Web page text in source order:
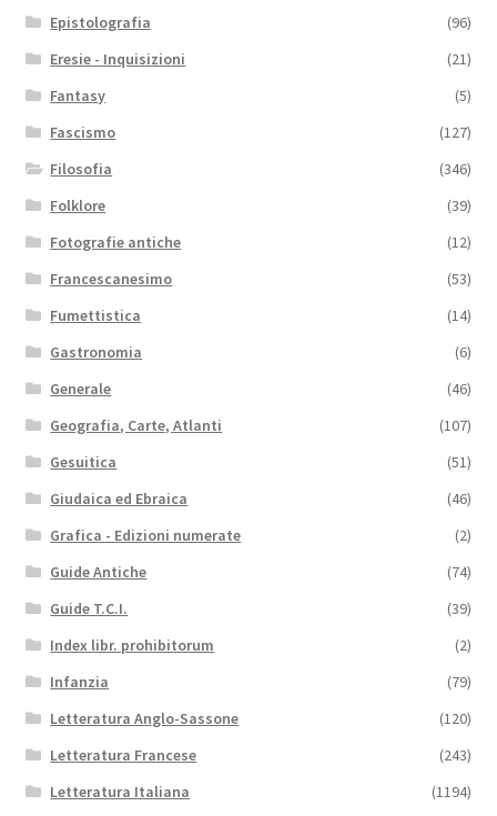
Epistolografia
(96)
Eresie - Inquisizioni
(21)
Fantasy
(5)
Fascismo
(127)
Filosofia
(346)
Folklore
(39)
Fotografie antiche
(12)
Francescanesimo
(53)
Fumettistica
(14)
Gastronomia
(6)
Generale
(46)
Geografia, Carte, Atlanti
(107)
Gesuitica
(51)
Giudaica ed Ebraica
(46)
Grafica - Edizioni numerate
(2)
Guide Antiche
(74)
Guide T.C.I.
(39)
Index libr. prohibitorum
(2)
Infanzia
(79)
Letteratura Anglo-Sassone
(120)
Letteratura Francese
(243)
Letteratura Italiana
(1194)